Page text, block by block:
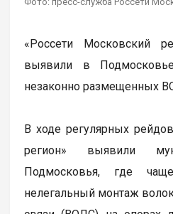
«Россети Московский
выявили в
незаконно размещенных
В ходе регулярных
регион» выявили
Подмосковья, где
нелегальный монтаж